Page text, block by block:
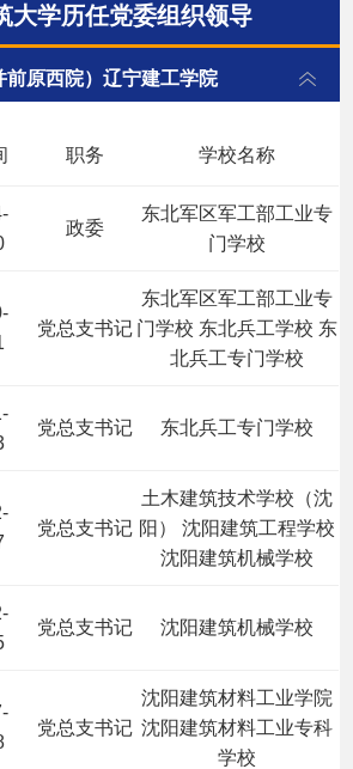
大学历任党委组织领导
前原西院）辽宁建工学院
职务 学校名称
政委
东北军区军工部工业专
门学校
党总支书记
东北军区军工部工业专
门学校 东北兵工学校 东
北兵工专门学校
党总支书记 东北兵工专门学校
党总支书记
土木建筑技术学校（沈
阳） 沈阳建筑工程学校
沈阳建筑机械学校
党总支书记 沈阳建筑机械学校
党总支书记
沈阳建筑材料工业学院
沈阳建筑材料工业专科
学校